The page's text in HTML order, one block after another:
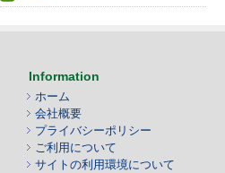
Information
ホーム
会社概要
プライバシーポリシー
ご利用について
サイトの利用環境について